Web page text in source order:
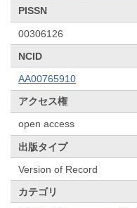
PISSN
00306126
NCID
AA00765910
アクセス権
open access
出版タイプ
Version of Record
カテゴリ